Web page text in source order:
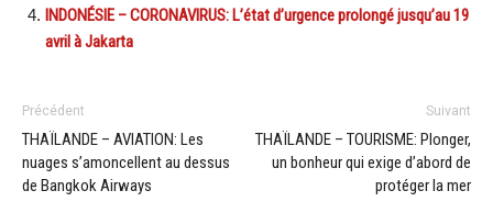
INDONÉSIE – CORONAVIRUS: L’état d’urgence prolongé jusqu’au 19
avril à Jakarta
Précédent
THAÏLANDE – AVIATION: Les
nuages s’amoncellent au dessus
de Bangkok Airways
Suivant
THAÏLANDE – TOURISME: Plonger,
un bonheur qui exige d’abord de
protéger la mer